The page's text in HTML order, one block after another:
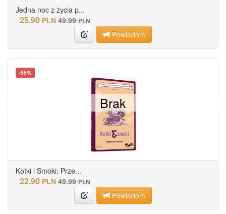
Jedna noc z życia p...
25.90 PLN 49.99 PLN
Powiadom
-55%
Kotki i Smoki: Prze...
22.90 PLN 49.99 PLN
Powiadom
Brak